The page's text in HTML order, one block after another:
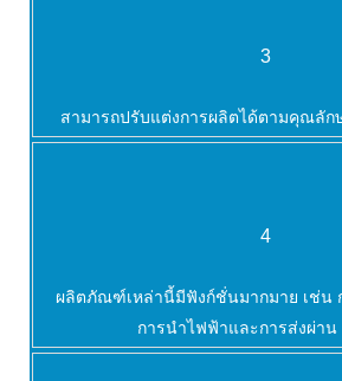
3
สามารถปรับแต่งการผลิตได้ตามคุณลั
4
ผลิตภัณฑ์เหล่านี้มีฟังก์ชั่นมากมาย เช่น
การนำไฟฟ้าและการส่งผ่าน